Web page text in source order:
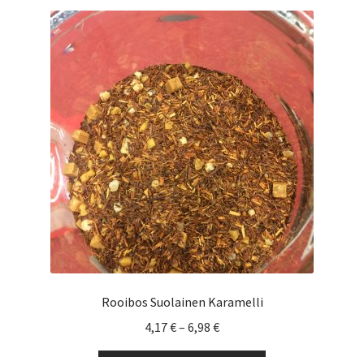
Ostoskori
Tilaus- ja sopimusehdot
Rooibos Suolainen Karamelli
4,17€– 6,98 €Hintaluokka: